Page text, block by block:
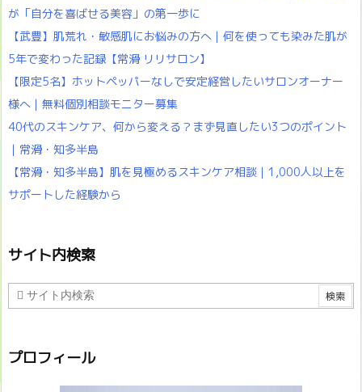
が「自分を喜ばせる美容」の第一歩に
【武豊】肌荒れ・敏感肌にお悩みの方へ｜何を使っても染みた肌が
5年で変わった記録【常滑 リリサロン】
【限定5名】ホットペッパーなしで安定経営したいサロンオーナー
様へ｜無料個別相談モニター募集
40代のスキンケア、何から変える？まず見直したい3つのポイント
｜常滑・知多半島
【常滑・知多半島】肌を見極めるスキンケア相談｜1,000人以上を
サポートした経験から
サイト内検索
プロフィール